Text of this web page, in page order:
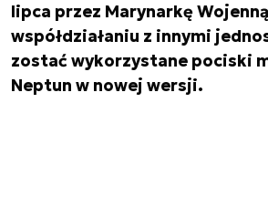
lipca przez Marynarkę
współdziałaniu z innymi
zostać wykorzystane pociski
Neptun w nowej wersji.